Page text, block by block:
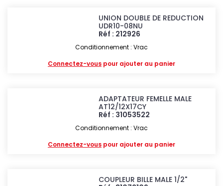
UNION DOUBLE DE REDUCTION
UDR10-08NU
Réf : 212926
Conditionnement : Vrac
Connectez-vous pour ajouter au panier
ADAPTATEUR FEMELLE MALE
AT12/12X17CY
Réf : 31053522
Conditionnement : Vrac
Connectez-vous pour ajouter au panier
COUPLEUR BILLE MALE 1/2"